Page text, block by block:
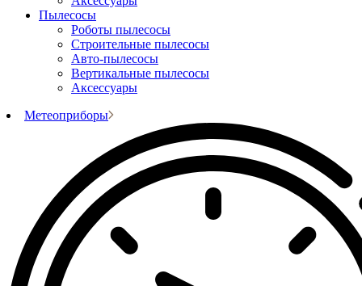
Пылесосы
Роботы пылесосы
Строительные пылесосы
Авто-пылесосы
Вертикальные пылесосы
Аксессуары
Метеоприборы